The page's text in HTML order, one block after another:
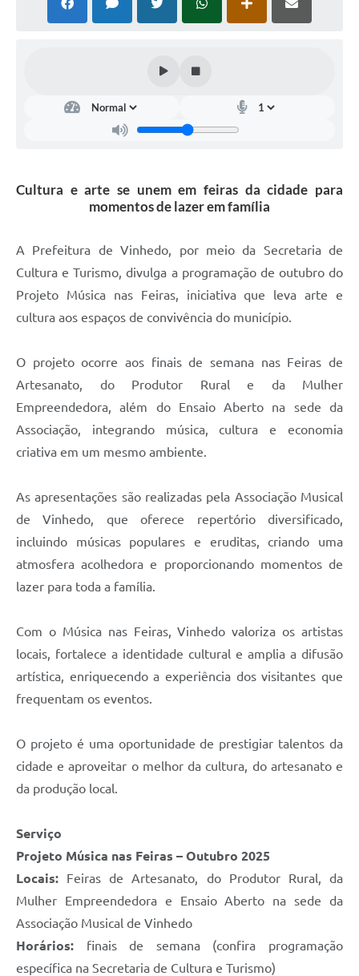
Carta de Serviços
Contas Públicas
Legislação
Links Úteis
Cultura e arte se unem em feiras da cidade para
momentos de lazer em família
A Prefeitura de Vinhedo, por meio da Secretaria de
Cultura e Turismo, divulga a programação de outubro do
Projeto Música nas Feiras, iniciativa que leva arte e
cultura aos espaços de convivência do município.
O projeto ocorre aos finais de semana nas Feiras de
Artesanato, do Produtor Rural e da Mulher
Empreendedora, além do Ensaio Aberto na sede da
Associação, integrando música, cultura e economia
criativa em um mesmo ambiente.
As apresentações são realizadas pela Associação Musical
de Vinhedo, que oferece repertório diversificado,
incluindo músicas populares e eruditas, criando uma
atmosfera acolhedora e proporcionando momentos de
lazer para toda a família.
Com o Música nas Feiras, Vinhedo valoriza os artistas
locais, fortalece a identidade cultural e amplia a difusão
artística, enriquecendo a experiência dos visitantes que
frequentam os eventos.
O projeto é uma oportunidade de prestigiar talentos da
cidade e aproveitar o melhor da cultura, do artesanato e
da produção local.
Serviço
Projeto Música nas Feiras – Outubro 2025
Locais: Feiras de Artesanato, do Produtor Rural, da
Mulher Empreendedora e Ensaio Aberto na sede da
Associação Musical de Vinhedo
Horários: finais de semana (confira programação
específica na Secretaria de Cultura e Turismo)